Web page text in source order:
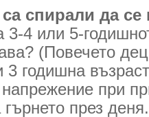
спирали да се
4 или 5-
(Повечето
годишна
при
през